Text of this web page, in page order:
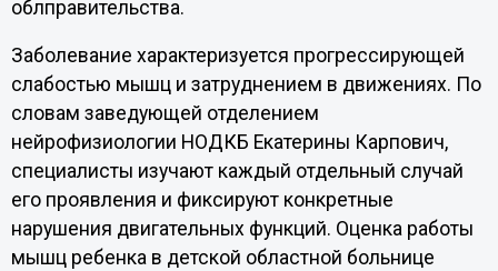
облправительства.
Заболевание характеризуется прогрессирующей
слабостью мышц и затруднением в движениях. По
словам заведующей отделением
нейрофизиологии НОДКБ Екатерины Карпович,
специалисты изучают каждый отдельный случай
его проявления и фиксируют конкретные
нарушения двигательных функций. Оценка работы
мышц ребенка в детской областной больнице